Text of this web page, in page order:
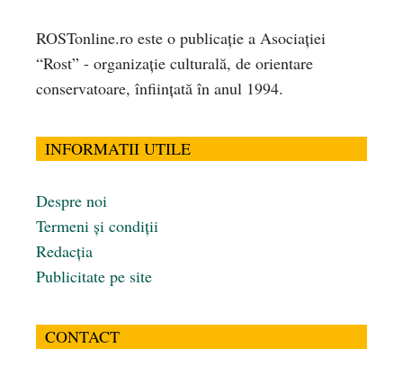
ROSTonline.ro este o publicaţie a Asociaţiei
“Rost” - organizaţie culturală, de orientare
conservatoare, înfiinţată în anul 1994.
INFORMATII UTILE
Despre noi
Termeni și condiții
Redacția
Publicitate pe site
CONTACT